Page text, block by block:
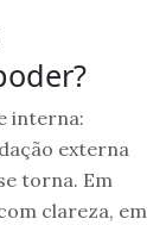
interna:
externa
torna. Em
clareza, em